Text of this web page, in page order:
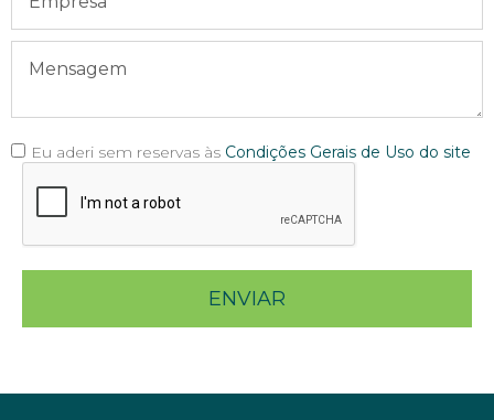
Eu aderi sem reservas às Condições Gerais de Uso do site
ENVIAR